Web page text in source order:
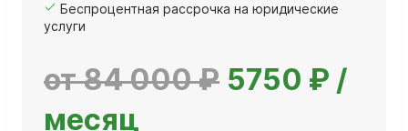
Беспроцентная рассрочка на юридические
услуги
от 84 000 ₽ 5750 ₽ /
месяц